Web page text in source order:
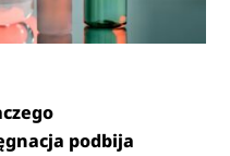
podbija